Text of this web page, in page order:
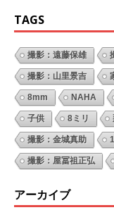
TAGS
撮影：遠藤保雄
撮影：山里景吉
8mm NAHA
子供 8ミリ
撮影：金城真助
撮影：屋冨祖正弘
アーカイブ